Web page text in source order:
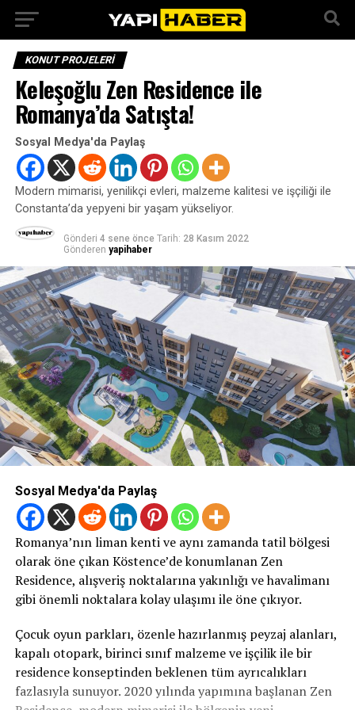
KONUT PROJELERI
Keleşoğlu Zen Residence ile
Romanya’da Satışta!
Sosyal Medya'da Paylaş
Modern mimarisi, yenilikçi evleri, malzeme kalitesi ve işçiliği ile
Constanta’da yepyeni bir yaşam yükseliyor.
Gönderi 4 sene önce Tarih: 28 Kasım 2022
Gönderen yapihaber
Sosyal Medya'da Paylaş
Romanya’nın liman kenti ve aynı zamanda tatil bölgesi
olarak öne çıkan Köstence’de konumlanan Zen
Residence, alışveriş noktalarına yakınlığı ve havalimanı
gibi önemli noktalara kolay ulaşımı ile öne çıkıyor.
Çocuk oyun parkları, özenle hazırlanmış peyzaj alanları,
kapalı otopark, birinci sınıf malzeme ve işçilik ile bir
residence konseptinden beklenen tüm ayrıcalıkları
fazlasıyla sunuyor. 2020 yılında yapımına başlanan Zen